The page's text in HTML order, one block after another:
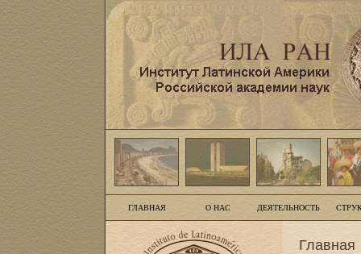
ГЛАВНАЯ О НАС ДЕЯТЕЛЬНОСТЬ
Главная